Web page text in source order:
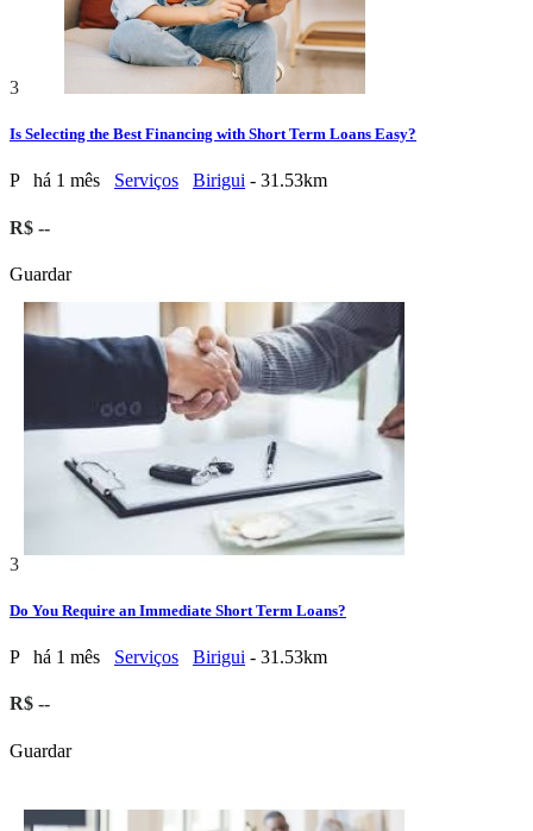
3
Is Selecting the Best Financing with Short Term Loans Easy?
P há 1 mês Serviços Birigui - 31.53km
R$ --
Guardar
3
Do You Require an Immediate Short Term Loans?
P há 1 mês Serviços Birigui - 31.53km
R$ --
Guardar